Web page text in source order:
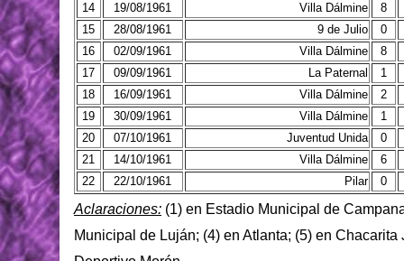
14
19/08/1961 Villa Dálmine
8
15
28/08/1961 9 de Julio
0
16
02/09/1961 Villa Dálmine
8
17
09/09/1961 La Paternal
1
18
16/09/1961 Villa Dálmine
2
19
30/09/1961 Villa Dálmine
1
20
07/10/1961 Juventud Unida
0
21
14/10/1961 Villa Dálmine
6
22
22/10/1961 Pilar 0
Aclaraciones: (1) en Estadio Municipal de
Municipal de Luján; (4) en Atlanta; (5) en